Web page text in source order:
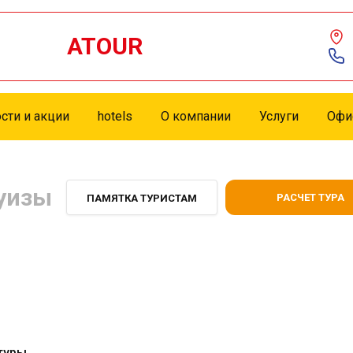
ATOUR
и акции hotels О компании Услуги
ПАМЯТКА ТУРИСТАМ РАСЧЕТ ТУРА